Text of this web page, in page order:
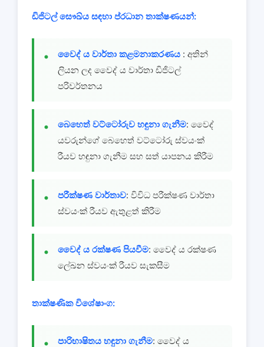
ඩිජිටල් සෞඛ්ය සඳහා ප්රධාන තාක්ෂණයන්:
වෛද් ය වාර්තා කළමනාකරණය : අතින්
ලියන ලද වෛද් ය වාර්තා ඩිජිටල්
පරිවර්තනය
බෙහෙත් වට්ටෝරුව හඳුනා ගැනීම: වෛද්
යවරුන්ගේ බෙහෙත් වට්ටෝරු ස්වයංක්
රීයව හඳුනා ගැනීම සහ සත් යාපනය කිරීම
පරීක්ෂණ වාර්තාව: විවිධ පරීක්ෂණ වාර්තා
ස්වයංක් රීයව ඇතුළත් කිරීම
වෛද් ය රක්ෂණ පියවීම: වෛද් ය රක්ෂණ
ලේඛන ස්වයංක් රීයව සැකසීම
තාක්ෂණික විශේෂාංග:
පාරිභාෂිතය හඳුනා ගැනීම: වෛද් ය